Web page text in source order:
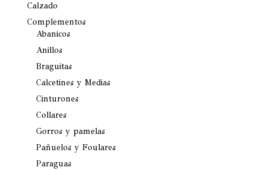
Calzado
Complementos
Abanicos
Anillos
Braguitas
Calcetines y Medias
Cinturones
Collares
Gorros y pamelas
Pañuelos y Foulares
Paraguas